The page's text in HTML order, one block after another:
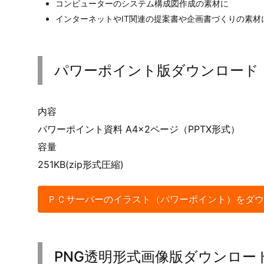
コンピューターのシステム構成図作成の素材に
インターネットやIT関連の提案書や企画書づくりの素
パワーポイント版ダウンロード
内容
パワーポイント資料 A4×2ページ（PPTX形式）
容量
251KB(zip形式圧縮)
ＰＣサーバーのイラスト（パワーポイント）をダ
PNG透明形式画像版ダウンロー